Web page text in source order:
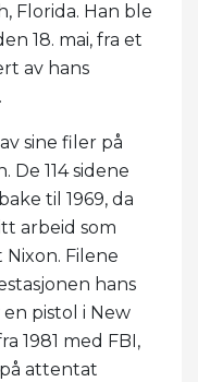
Florida. Han ble
18. mai, fra et
av hans
sine filer på
De 114 sidene
til 1969, da
arbeid som
Filene
hans
pistol i New
1981 med FBI,
attentat